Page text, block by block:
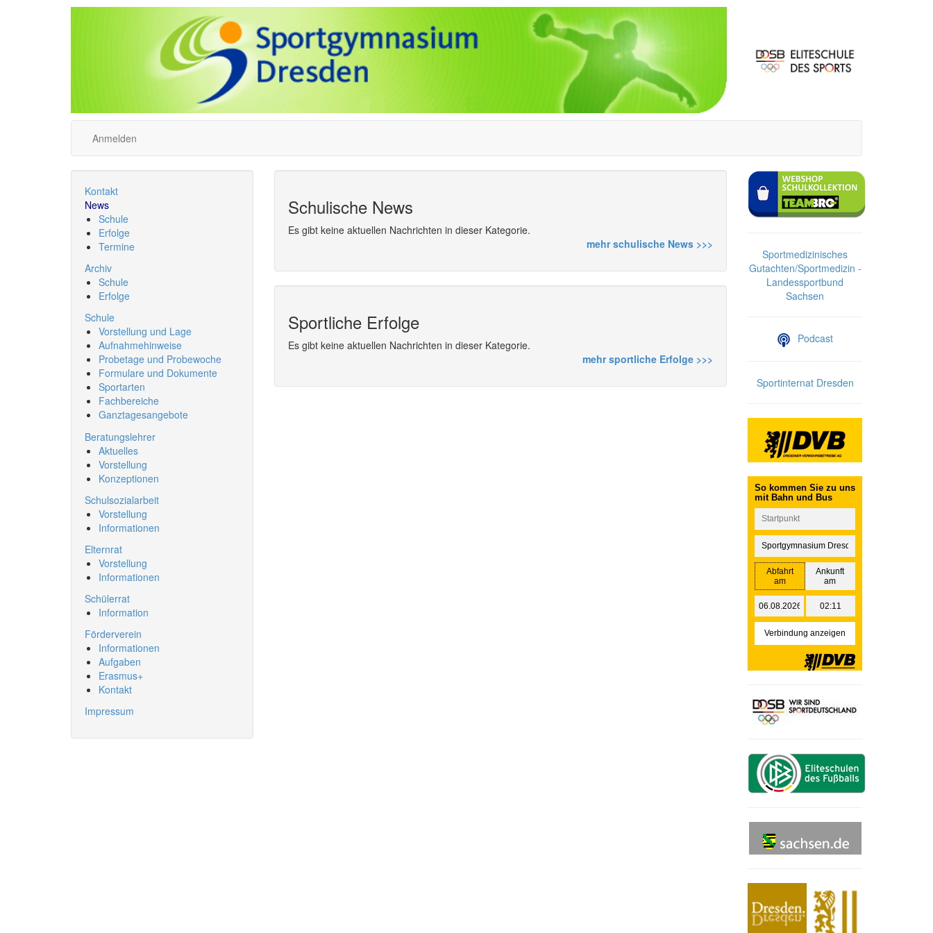
Anmelden
Kontakt
News
Schule
Erfolge
Termine
Archiv
Schule
Erfolge
Schule
Vorstellung und Lage
Aufnahmehinweise
Probetage und Probewoche
Formulare und Dokumente
Sportarten
Fachbereiche
Ganztagesangebote
Beratungslehrer
Aktuelles
Vorstellung
Konzeptionen
Schulsozialarbeit
Vorstellung
Informationen
Elternrat
Vorstellung
Informationen
Schülerrat
Information
Förderverein
Informationen
Aufgaben
Erasmus+
Kontakt
Impressum
Schulische News
Es gibt keine aktuellen Nachrichten in dieser Kategorie.
mehr schulische News >>>
Sportliche Erfolge
Es gibt keine aktuellen Nachrichten in dieser Kategorie.
mehr sportliche Erfolge >>>
Sportmedizinisches
Gutachten/Sportmedizin -
Landessportbund
Sachsen
Podcast
Sportinternat Dresden